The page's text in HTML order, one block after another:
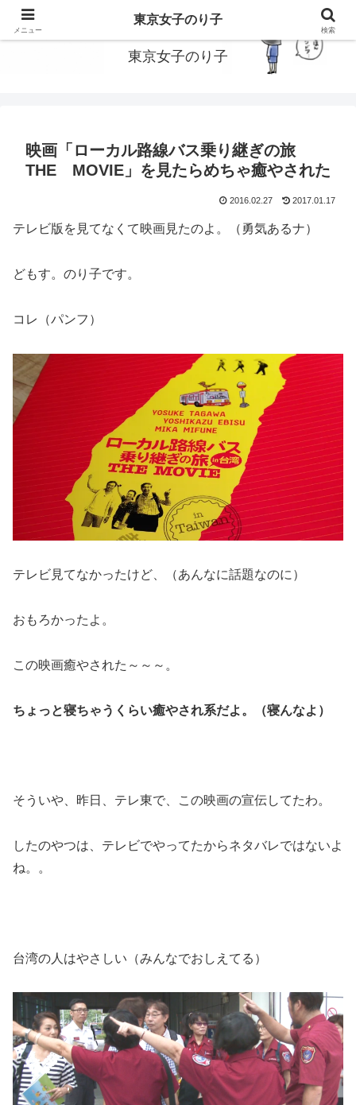
東京で働いてる女子のり子のブログです
東京女子のり子
映画「ローカル路線バス乗り継ぎの旅
THE MOVIE」を見たらめちゃ癒やされた
2016.02.27 2017.01.17
テレビ版を見てなくて映画見たのよ。（勇気あるナ）
どもす。のり子です。
コレ（パンフ）
テレビ見てなかったけど、（あんなに話題なのに）
おもろかったよ。
この映画癒やされた～～～。
ちょっと寝ちゃうくらい癒やされ系だよ。（寝んなよ）
そういや、昨日、テレ東で、この映画の宣伝してたわ。
したのやつは、テレビでやってたからネタバレではないよ
ね。。
台湾の人はやさしい（みんなでおしえてる）
メニュー
東京女子のり子
検索